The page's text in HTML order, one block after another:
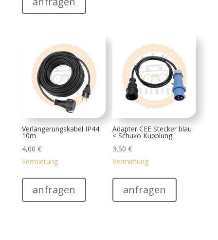
Verlängerungskabel IP44
10m
4,00 €
Vermietung
anfragen
Adapter CEE Stecker blau
< Schuko Kupplung
3,50€
Vermietung
anfragen